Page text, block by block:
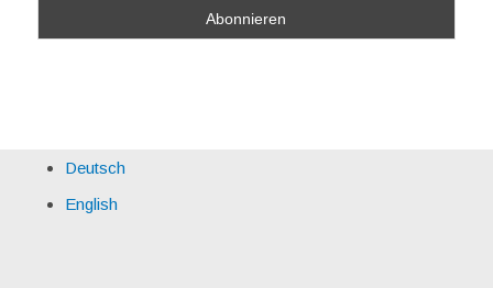
Deutsch
English